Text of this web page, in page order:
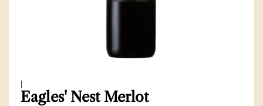
Eagles' Nest Merlot